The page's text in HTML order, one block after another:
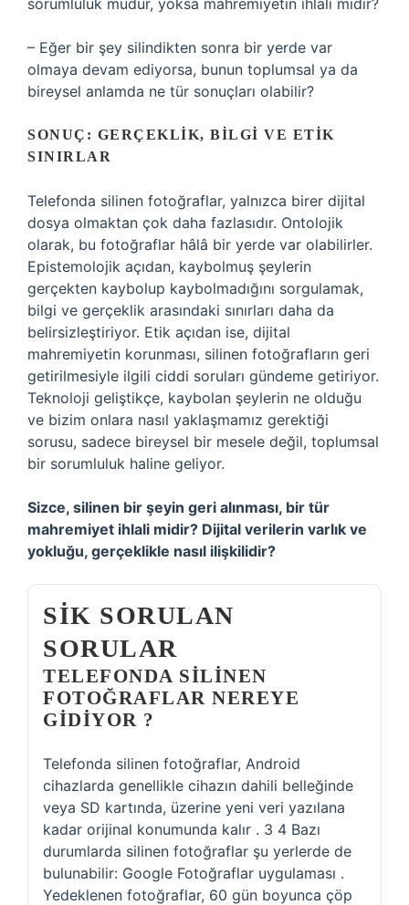
sorumluluk mudur, yoksa mahremiyetin ihlali midir?
– Eğer bir şey silindikten sonra bir yerde var
olmaya devam ediyorsa, bunun toplumsal ya da
bireysel anlamda ne tür sonuçları olabilir?
SONUÇ: GERÇEKLIK, BILGI VE ETIK
SINIRLAR
Telefonda silinen fotoğraflar, yalnızca birer dijital
dosya olmaktan çok daha fazlasıdır. Ontolojik
olarak, bu fotoğraflar hâlâ bir yerde var olabilirler.
Epistemolojik açıdan, kaybolmuş şeylerin
gerçekten kaybolup kaybolmadığını sorgulamak,
bilgi ve gerçeklik arasındaki sınırları daha da
belirsizleştiriyor. Etik açıdan ise, dijital
mahremiyetin korunması, silinen fotoğrafların geri
getirilmesiyle ilgili ciddi soruları gündeme getiriyor.
Teknoloji geliştikçe, kaybolan şeylerin ne olduğu
ve bizim onlara nasıl yaklaşmamız gerektiği
sorusu, sadece bireysel bir mesele değil, toplumsal
bir sorumluluk haline geliyor.
Sizce, silinen bir şeyin geri alınması, bir tür
mahremiyet ihlali midir? Dijital verilerin varlık ve
yokluğu, gerçeklikle nasıl ilişkilidir?
SIK SORULAN
SORULAR
TELEFONDA SILINEN
FOTOĞRAFLAR NEREYE
GIDIYOR ?
Telefonda silinen fotoğraflar, Android
cihazlarda genellikle cihazın dahili belleğinde
veya SD kartında, üzerine yeni veri yazılana
kadar orijinal konumunda kalır . 3 4 Bazı
durumlarda silinen fotoğraflar şu yerlerde de
bulunabilir: Google Fotoğraflar uygulaması .
Yedeklenen fotoğraflar, 60 gün boyunca çöp